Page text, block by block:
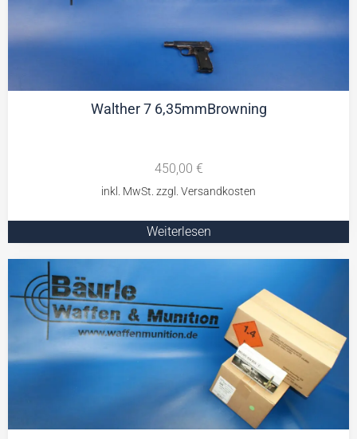
Walther 7 6,35mmBrowning
450,00 €
Weiterlesen